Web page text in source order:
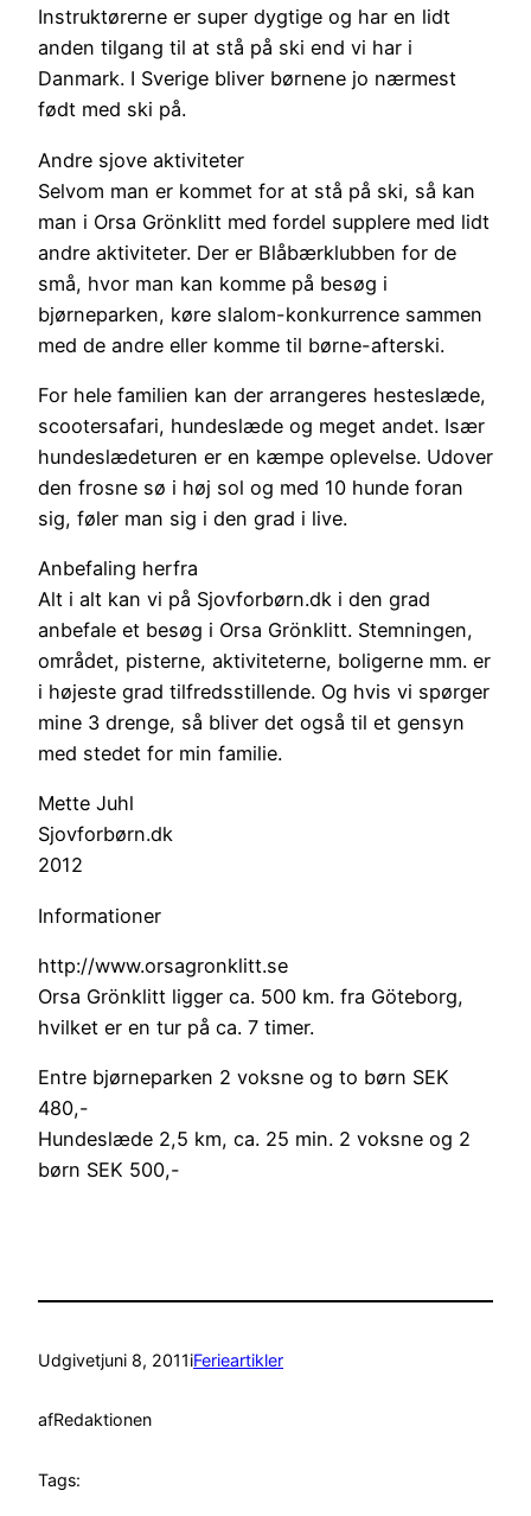
Instruktørerne er super dygtige og har en lidt
anden tilgang til at stå på ski end vi har i
Danmark. I Sverige bliver børnene jo nærmest
født med ski på.
Andre sjove aktiviteter
Selvom man er kommet for at stå på ski, så kan
man i Orsa Grönklitt med fordel supplere med lidt
andre aktiviteter. Der er Blåbærklubben for de
små, hvor man kan komme på besøg i
bjørneparken, køre slalom-konkurrence sammen
med de andre eller komme til børne-afterski.
For hele familien kan der arrangeres hesteslæde,
scootersafari, hundeslæde og meget andet. Især
hundeslædeturen er en kæmpe oplevelse. Udover
den frosne sø i høj sol og med 10 hunde foran
sig, føler man sig i den grad i live.
Anbefaling herfra
Alt i alt kan vi på Sjovforbørn.dk i den grad
anbefale et besøg i Orsa Grönklitt. Stemningen,
området, pisterne, aktiviteterne, boligerne mm. er
i højeste grad tilfredsstillende. Og hvis vi spørger
mine 3 drenge, så bliver det også til et gensyn
med stedet for min familie.
Mette Juhl
Sjovforbørn.dk
2012
Informationer
http://www.orsagronklitt.se
Orsa Grönklitt ligger ca. 500 km. fra Göteborg,
hvilket er en tur på ca. 7 timer.
Entre bjørneparken 2 voksne og to børn SEK
480,-
Hundeslæde 2,5 km, ca. 25 min. 2 voksne og 2
børn SEK 500,-
Udgivetjuni 8, 2011iFerieartikler
afRedaktionen
Tags: